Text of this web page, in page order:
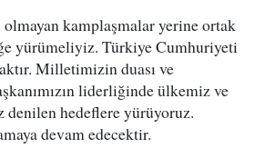
kamplaşmalar yerine ortak
yürümeliyiz. Türkiye Cumhuriyeti
Milletimizin duası ve
liderliğinde ülkemiz ve
denilen hedeflere yürüyoruz.
devam edecektir.